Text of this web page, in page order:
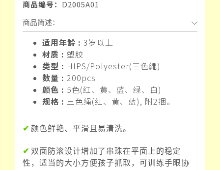
商品编号： D2005A01
商品简述：
适用年龄 : 3岁以上
材质 : 塑胶
类型 : HIPS/Polyester(三色繩)
数量 : 200pcs
颜色 : 5色(红、黄、蓝、绿、白)
规格 : 三色绳(红、黄、蓝), 附2捆。
✔ 颜色鲜艳、平滑且易清洗。
✔ 双面防滚设计增加了串珠在平面上的稳定
性，适当的大小方便孩子抓取，可训练手眼协